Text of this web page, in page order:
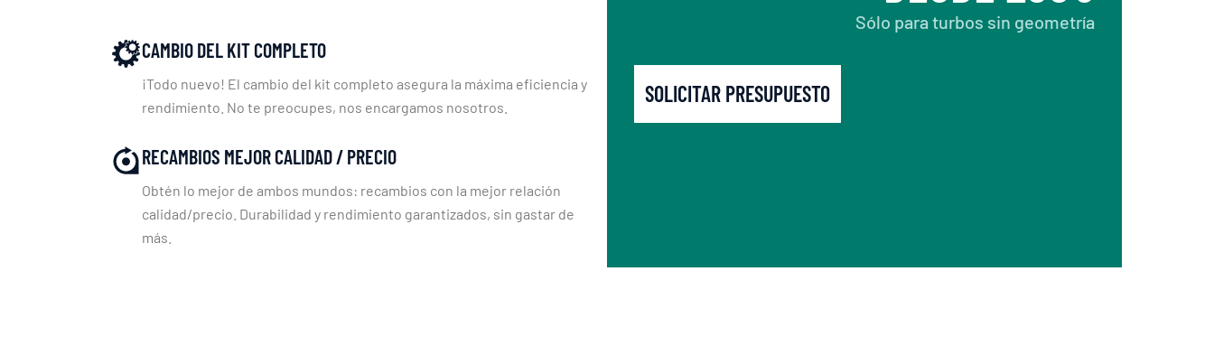
CAMBIO DEL KIT COMPLETO
¡Todo nuevo! El cambio del kit completo asegura la máxima eficiencia y
rendimiento. No te preocupes, nos encargamos nosotros.
RECAMBIOS MEJOR CALIDAD / PRECIO
Obtén lo mejor de ambos mundos: recambios con la mejor relación
calidad/precio. Durabilidad y rendimiento garantizados, sin gastar de
más.
Sólo para turbos sin geometría
SOLICITAR PRESUPUESTO